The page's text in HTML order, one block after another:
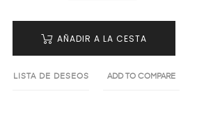
AÑADIR A LA CESTA
LISTA DE DESEOS ADD TO COMPARE